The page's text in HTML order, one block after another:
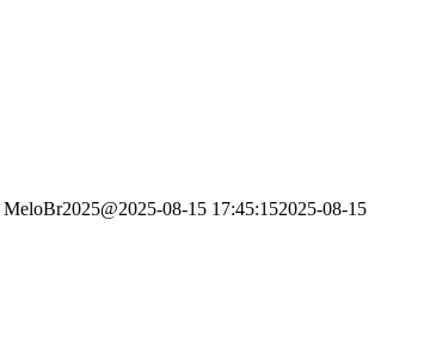
MeloBr2025@2025-08-15 17:45:152025-08-15